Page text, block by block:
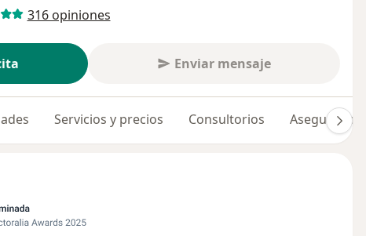
316 opiniones
Enviar mensaje
Servicios y precios Consultorios Aseguradoras